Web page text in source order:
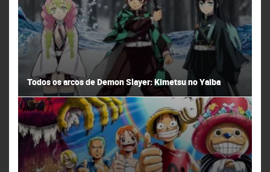
Todos os arcos de Demon Slayer: Kimetsu no Yaiba